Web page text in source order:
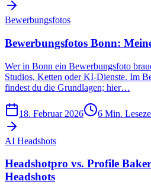
Bewerbungsfotos
Bewerbungsfotos Bonn:
Wer in Bonn ein Bewerbungsfoto
Studios, Ketten oder KI-Dienste. Im
findest du die Grundlagen; hier…
18. Februar 2026 6 Min.
AI Headshots
Headshotpro vs. Profile
Headshots